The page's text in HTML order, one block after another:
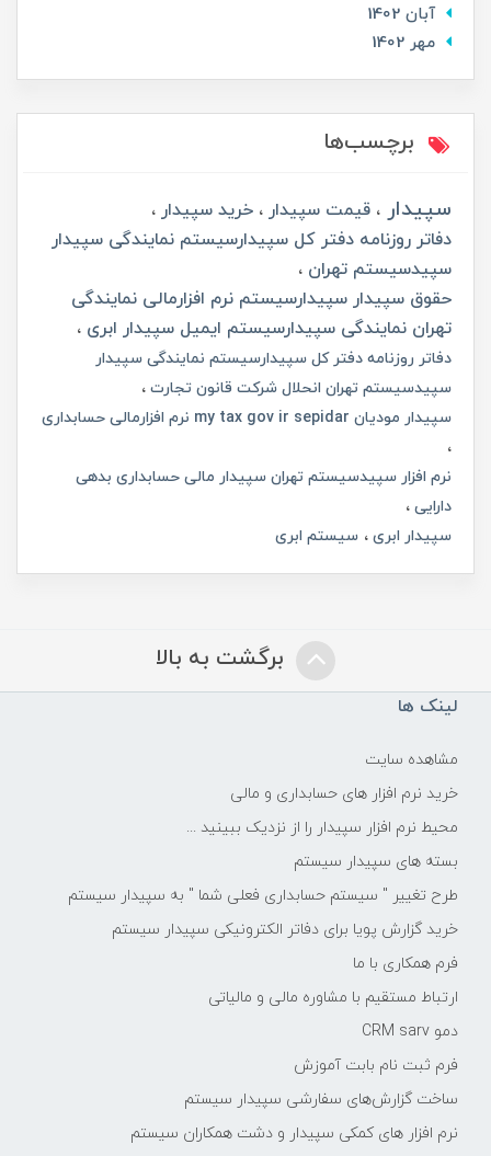
آبان 1402
مهر 1402
برچسب‌ها
سپیدار قیمت سپیدار
خرید سپیدار
دفاتر روزنامه دفتر کل سپیدارسیستم نمایندگی سپیدار
سپیدسیستم تهران
حقوق سپیدار سپیدارسیستم نرم افزارمالی نمایندگی
تهران نمایندگی سپیدارسیستم ایمیل سپیدار ابری
دفاتر روزنامه دفتر کل سپیدارسیستم نمایندگی سپیدار
سپیدسیستم تهران انحلال شرکت قانون تجارت
سپیدار مودیان my tax gov ir sepidar نرم افزارمالی حسابداری
نرم افزار سپیدسیستم تهران سپیدار مالی حسابداری بدهی
دارایی
سپیدار ابری
سیستم ابری
برگشت به بالا
لینک ها
مشاهده سایت
خرید نرم افزار های حسابداری و مالی
محیط نرم افزار سپیدار را از نزدیک ببینید ...
بسته های سپیدار سیستم
طرح تغییر " سیستم حسابداری فعلی شما " به سپیدار سیستم
خرید گزارش پویا برای دفاتر الکترونیکی سپیدار سیستم
فرم همکاری با ما
ارتباط مستقیم با مشاوره مالی و مالیاتی
دمو CRM sarv
فرم ثبت نام بابت آموزش
ساخت گزارش‌های سفارشی سپیدار سیستم
نرم افزار های کمکی سپیدار و دشت همکاران سیستم